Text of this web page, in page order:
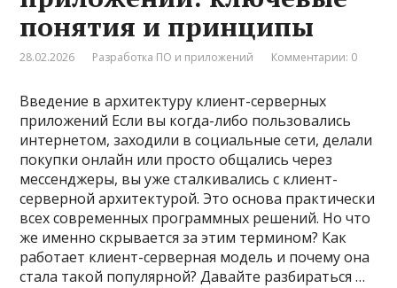
понятия и принципы
28.02.2026 Разработка ПО и приложений Комментарии: 0
Введение в архитектуру клиент-серверных
приложений Если вы когда-либо пользовались
интернетом, заходили в социальные сети, делали
покупки онлайн или просто общались через
мессенджеры, вы уже сталкивались с клиент-
серверной архитектурой. Это основа практически
всех современных программных решений. Но что
же именно скрывается за этим термином? Как
работает клиент-серверная модель и почему она
стала такой популярной? Давайте разбираться …